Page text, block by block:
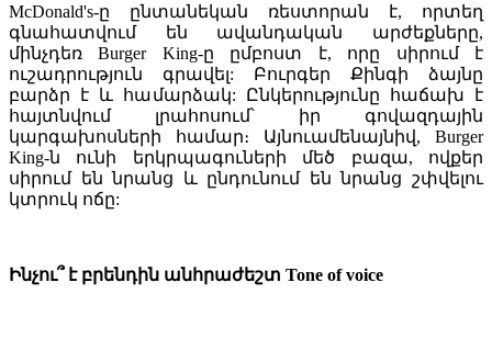
McDonald's-ը ընտանեկան ռեստորան է, որտեղ
գնահատվում են ավանդական արժեքները,
մինչդեռ Burger King-ը ըմբոստ է, որը սիրում է
ուշադրություն գրավել: Բուրգեր Քինգի ձայնը
բարձր է և համարձակ: Ընկերությունը հաճախ է
հայտնվում լրահոսում՝ իր գովազդային
կարգախոսների համար։ Այնուամենայնիվ, Burger
King-ն ունի երկրպագուների մեծ բազա, ովքեր
սիրում են նրանց և ընդունում են նրանց շփվելու
կտրուկ ոճը:
Ինչու՞ է բրենդին անհրաժեշտ Tone of voice